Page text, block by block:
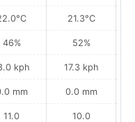
46%
kph
mm
11.0
21.3°C
52%
17.3 kph
0.0 mm
10.0